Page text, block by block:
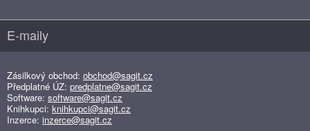
E-maily
Zásilkový obchod: obchod@sagit.cz
Předplatné ÚZ: predplatne@sagit.cz
Software: software@sagit.cz
Knihkupci: knihkupci@sagit.cz
Inzerce: inzerce@sagit.cz